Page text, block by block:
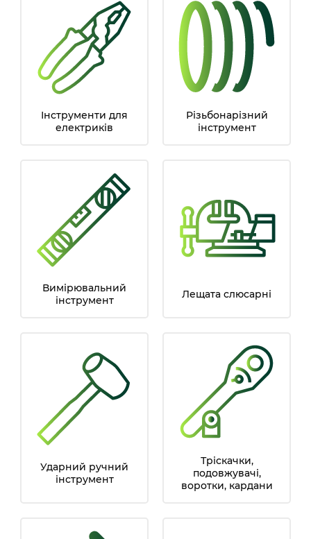
Інструменти для
електриків
Різьбонарізний
інструмент
Вимірювальний
інструмент
Лещата слюсарні
Ударний ручний
інструмент
Тріскачки,
подовжувачі,
воротки, кардани